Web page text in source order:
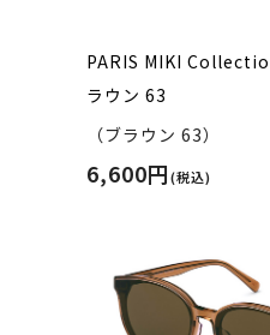
PARIS MIKI
ラウン 63
（ブラウン 63）
6,600円(税込)